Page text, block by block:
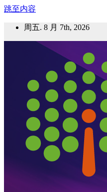
跳至内容
周五. 8 月 7th, 2026